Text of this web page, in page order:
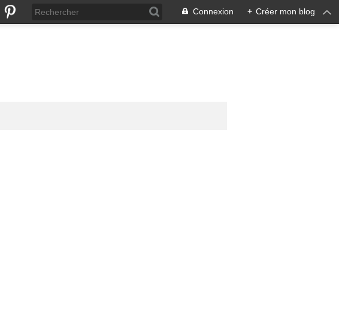
Connexion + Créer mon blog